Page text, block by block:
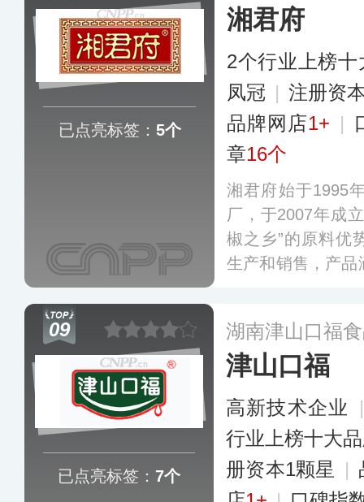
已点亮标签： 5个
湘君府
2个行业上榜十
凤冠 | 注册资
品牌网店1+ |
章16个
湘君府始于1995
厂，于2007年成
椒之乡”的原料优
生产和销售，产品
09
已点亮标签： 7个
湖南津山口福
津山口福
高新技术企业
行业上榜十大
册资本1颗星
|